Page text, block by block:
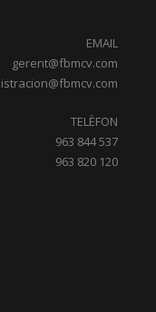
EMAIL
gerent@fbmcv.com
TELÈFON
963 844 537
963 820 120